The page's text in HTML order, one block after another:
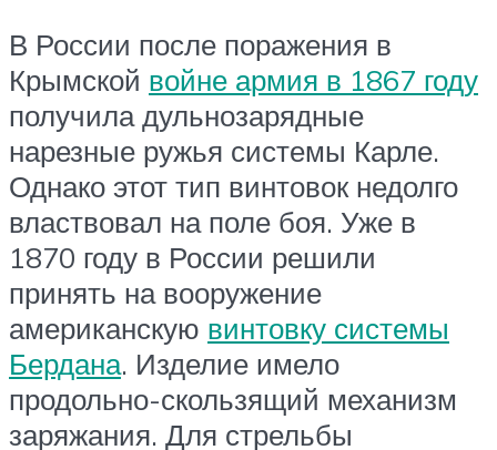
В России после поражения в
Крымской войне армия в 1867 году
получила дульнозарядные
нарезные ружья системы Карле.
Однако этот тип винтовок недолго
властвовал на поле боя. Уже в
1870 году в России решили
принять на вооружение
американскую винтовку системы
Бердана. Изделие имело
продольно-скользящий механизм
заряжания. Для стрельбы